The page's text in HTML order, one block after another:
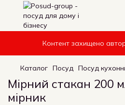
Контент захищено
Каталог Посуд Посуд
Мірний стакан 200
мірник